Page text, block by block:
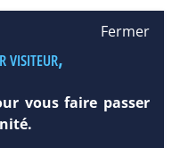
Fermer
visiteur,
vous faire passer